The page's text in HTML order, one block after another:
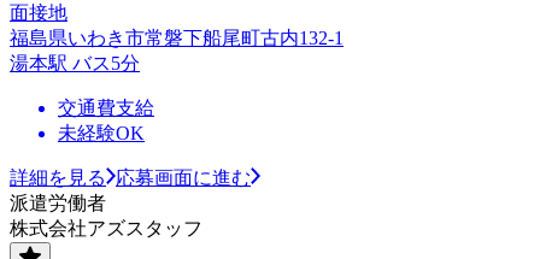
面接地
福島県いわき市常磐下船尾町古内132-1
湯本駅 バス5分
交通費支給
未経験OK
詳細を見る
応募画面に進む
派遣労働者
株式会社アズスタッフ